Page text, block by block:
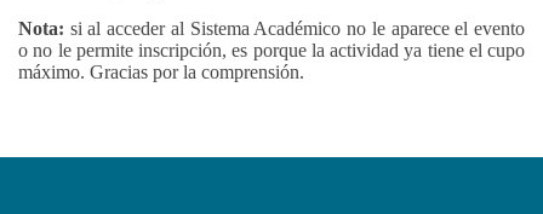
Nota: si al acceder al Sistema Académico no le aparece el evento
o no le permite inscripción, es porque la actividad ya tiene el cupo
máximo. Gracias por la comprensión.